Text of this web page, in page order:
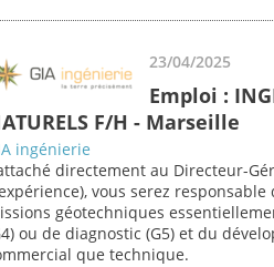
23/04/2025
Emploi :
F/H - Marseille
ingénierie
directement au Directeur-
vous serez
géotechniques
ou de diagnostic (G5) et du
que technique.